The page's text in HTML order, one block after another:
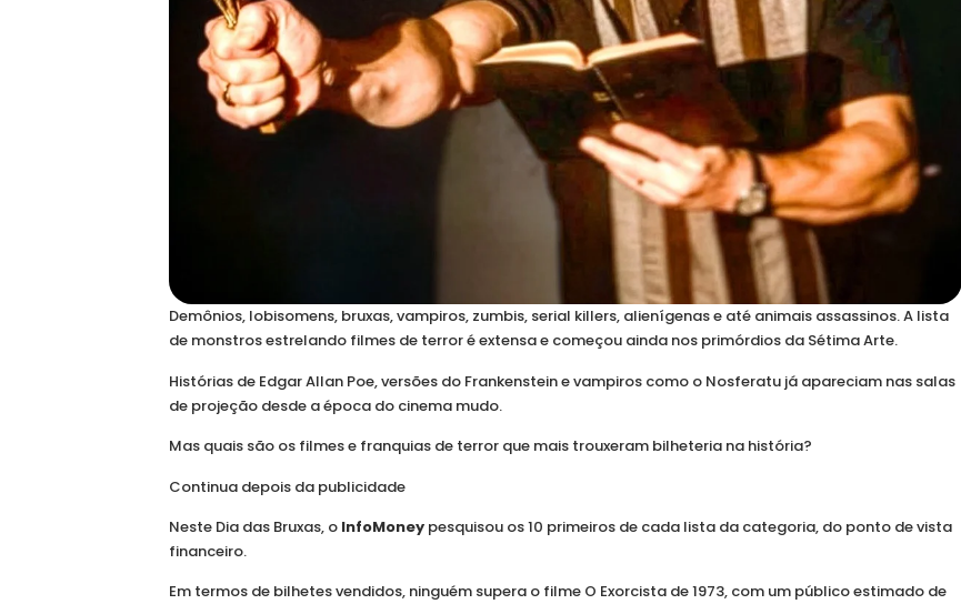
Demônios, lobisomens, bruxas, vampiros, zumbis, serial killers, alienígenas e até animais assassinos. A lista
de monstros estrelando filmes de terror é extensa e começou ainda nos primórdios da Sétima Arte.
Histórias de Edgar Allan Poe, versões do Frankenstein e vampiros como o Nosferatu já apareciam nas salas
de projeção desde a época do cinema mudo.
Mas quais são os filmes e franquias de terror que mais trouxeram bilheteria na história?
Continua depois da publicidade
Neste Dia das Bruxas, o InfoMoney pesquisou os 10 primeiros de cada lista da categoria, do ponto de vista
financeiro.
Em termos de bilhetes vendidos, ninguém supera o filme O Exorcista de 1973, com um público estimado de